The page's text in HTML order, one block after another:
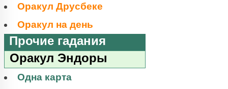
Оракул Друсбеке
Оракул на день
Прочие гадания
Оракул Эндоры
Одна карта